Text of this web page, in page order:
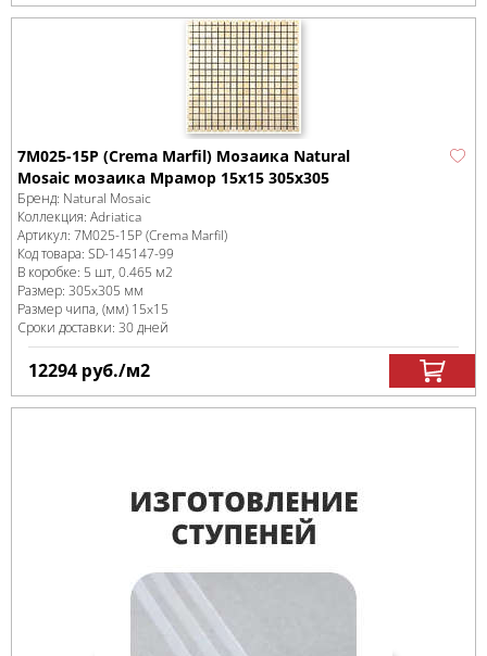
7M025-15P (Crema Marfil) Мозаика Natural
Mosaic мозаика Мрамор 15x15 305х305
Бренд: Natural Mosaic
Коллекция: Adriatica
Артикул: 7M025-15P (Crema Marfil)
Код товара: SD-145147-99
В коробке: 5 шт, 0.465 м2
Размер: 305x305 мм
Размер чипа, (мм) 15x15
Сроки доставки: 30 дней
12294 руб./м2